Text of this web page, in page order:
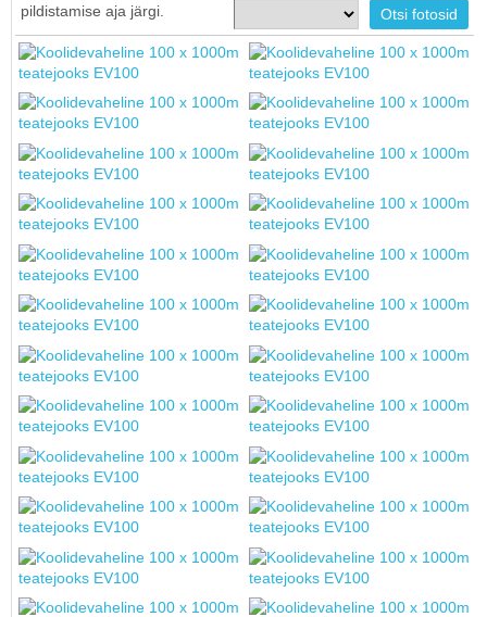
pildistamise aja järgi.